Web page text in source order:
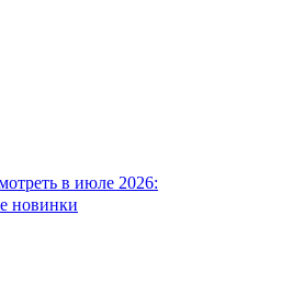
в июле 2026:
новинки